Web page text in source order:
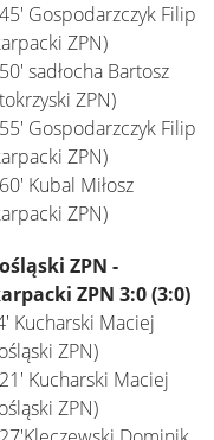
Gospodarzczyk Filip
ZPN)
sadłocha Bartosz
ZPN)
Gospodarzczyk Filip
ZPN)
Kubal Miłosz
ZPN)
ZPN -
ZPN 3:0 (3:0)
Kucharski Maciej
ZPN)
Kucharski Maciej
ZPN)